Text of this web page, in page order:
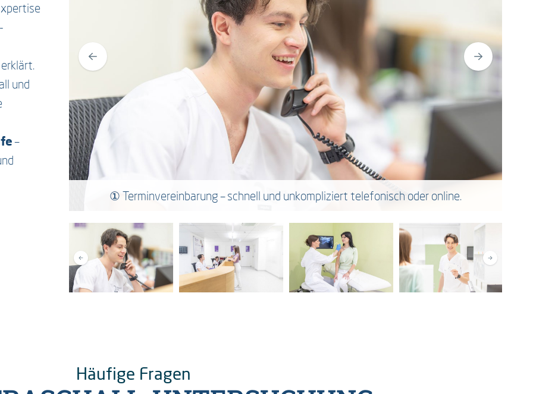
und
–
① Terminvereinbarung – schnell und unkompliziert telefonisch oder online.
Häufige Fragen